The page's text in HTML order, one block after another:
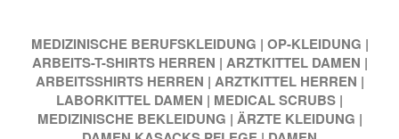
MEDIZINISCHE BERUFSKLEIDUNG | OP-KLEIDUNG |
ARBEITS-T-SHIRTS HERREN | ARZTKITTEL DAMEN |
ARBEITSSHIRTS HERREN | ARZTKITTEL HERREN |
LABORKITTEL DAMEN | MEDICAL SCRUBS |
MEDIZINISCHE BEKLEIDUNG | ÄRZTE KLEIDUNG |